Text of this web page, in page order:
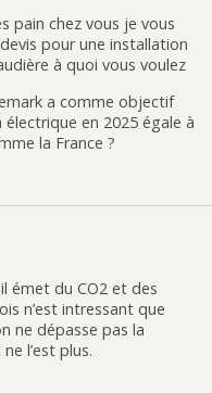
pain chez vous je vous
pour une installation
à quoi vous voulez
a comme objectif
en 2025 égale à
la France ?
il émet du CO2 et des
n’est intressant que
ne dépasse pas la
l’est plus.